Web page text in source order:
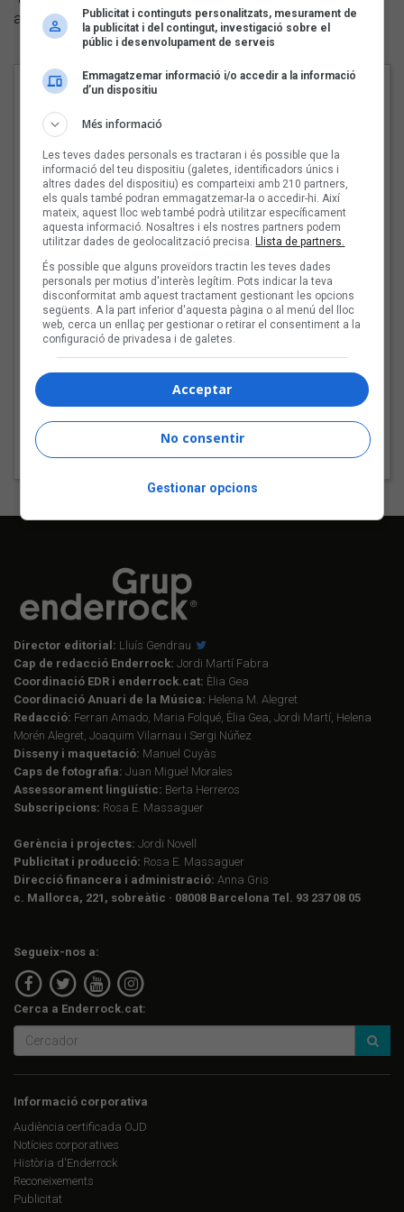
amor a ti”, també dedicada al seu fill.
Cançons
1 - In Spain We Call It Soledad
3 - Perra
4 - Canciones de amor a ti
5 - Julio Iglesias
6 - A todos mis amantes
7 - Así bailaba
8 - Que Cristo baje
10 - Too Many Drugs
11 - Que vivir sea un jardín
12 - La emperatriz
Director editorial: Lluís Gendrau
Cap de redacció Enderrock: Jordi Martí Fabra
Coordinació EDR i enderrock.cat: Èlia Gea
Coordinació Anuari de la Música: Helena M. Alegret
Redacció: Ferran Amado, Maria Folqué, Èlia Gea, Jordi Martí, Helena
Morén Alegret, Joaquim Vilarnau i Sergi Núñez
Disseny i maquetació: Manuel Cuyàs
Caps de fotografia: Juan Miguel Morales
Assessorament lingüístic: Berta Herreros
Subscripcions: Rosa E. Massaguer
Gerència i projectes: Jordi Novell
Publicitat i producció: Rosa E. Massaguer
Direcció financera i administració: Anna Gris
c. Mallorca, 221, sobreàtic · 08008 Barcelona Tel. 93 237 08 05
Segueix-nos a:
Cerca a Enderrock.cat:
Informació corporativa
Audiència certificada OJD
Notícies corporatives
Història d'Enderrock
Reconeixements
Publicitat
Publicitat i continguts personalitzats, mesurament de
la publicitat i del contingut, investigació sobre el
públic i desenvolupament de serveis
Emmagatzemar informació i/o accedir a la informació
d’un dispositiu
Més informació
Les teves dades personals es tractaran i és possible que la
informació del teu dispositiu (galetes, identificadors únics i
altres dades del dispositiu) es comparteixi amb 210 partners,
els quals també podran emmagatzemar-la o accedir-hi. Així
mateix, aquest lloc web també podrà utilitzar específicament
aquesta informació. Nosaltres i els nostres partners podem
utilitzar dades de geolocalització precisa. Llista de partners.
És possible que alguns proveïdors tractin les teves dades
personals per motius d'interès legítim. Pots indicar la teva
disconformitat amb aquest tractament gestionant les opcions
següents. A la part inferior d'aquesta pàgina o al menú del lloc
web, cerca un enllaç per gestionar o retirar el consentiment a la
configuració de privadesa i de galetes.
Acceptar
No consentir
Gestionar opcions